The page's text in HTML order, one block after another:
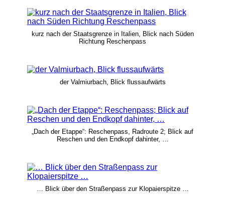
kurz nach der Staatsgrenze in Italien, Blick nach Süden
Richtung Reschenpass
der Valmiurbach, Blick flussaufwärts
„Dach der Etappe“: Reschenpass, Radroute 2; Blick auf
Reschen und den Endkopf dahinter, …
… Blick über den Straßenpass zur Klopaierspitze …